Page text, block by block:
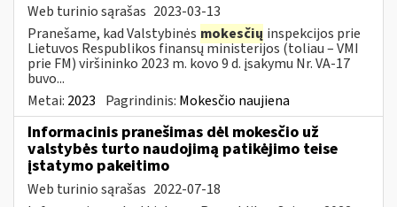
Web turinio sąrašas 2023-03-13
Pranešame, kad Valstybinės mokesčių inspekcijos prie
Lietuvos Respublikos finansų ministerijos (toliau – VMI
prie FM) viršininko 2023 m. kovo 9 d. įsakymu Nr. VA-17
buvo...
Metai: 2023 Pagrindinis: Mokesčio naujiena
Informacinis pranešimas dėl mokesčio už
valstybės turto naudojimą patikėjimo teise
įstatymo pakeitimo
Web turinio sąrašas 2022-07-18